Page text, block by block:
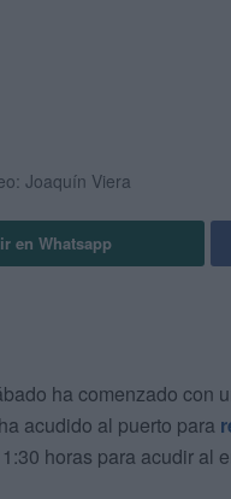
Joaquín Viera
en Whatsapp
ha comenzado con
ha acudido al puerto para
horas para acudir al